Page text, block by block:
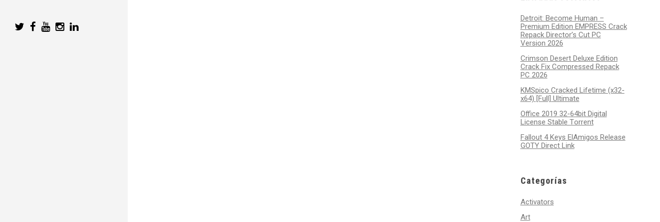
Detroit: Become Human –
Premium Edition EMPRESS Crack
Repack Director’s Cut PC
Version 2026
Crimson Desert Deluxe Edition
Crack Fix Compressed Repack
PC 2026
KMSpico Cracked Lifetime (x32-
x64) [Full] Ultimate
Office 2019 32-64bit Digital
License Stable Tоrrеnt
Fallout 4 Keys ElAmigos Release
GOTY Direct Link
Categorías
Activators
Art